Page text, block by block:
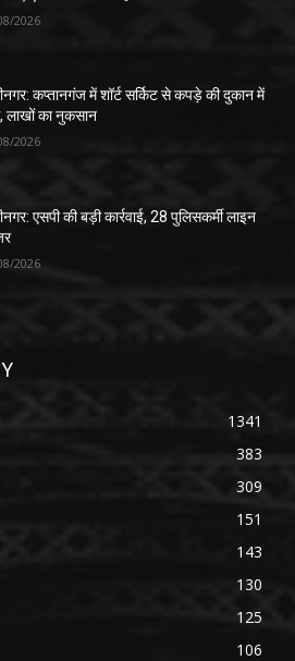
2026
कप्तानगंज में शॉर्ट सर्किट से कपड़े की दुकान में
लाखों का नुकसान
2026
एसपी की बड़ी कार्रवाई, 28 पुलिसकर्मी लाइन
2026
1341
383
309
151
143
130
125
106